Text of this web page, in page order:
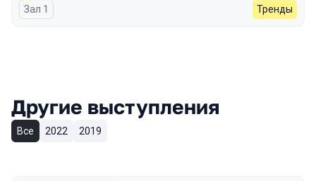
Зал 1 Тренды
Другие выступления
Все 2022 2019